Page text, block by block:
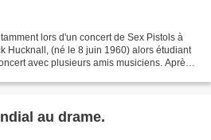
lors d'un concert de Sex Pistols à
Hucknall, (né le 8 juin 1960) alors étudiant
avec plusieurs amis musiciens. Après
au drame.